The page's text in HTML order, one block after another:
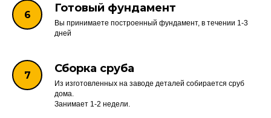
Готовый фундамент
Вы принимаете построенный фундамент, в течении 1-3
дней
Сборка сруба
Из изготовленных на заводе деталей собирается сруб
дома.
Занимает 1-2 недели.